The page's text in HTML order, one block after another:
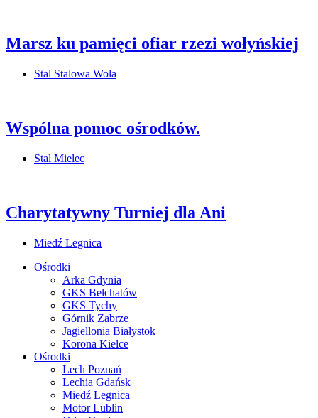
Marsz ku pamięci ofiar rzezi wołyńskiej
Stal Stalowa Wola
Wspólna pomoc ośrodków.
Stal Mielec
Charytatywny Turniej dla Ani
Miedź Legnica
Ośrodki
Arka Gdynia
GKS Bełchatów
GKS Tychy
Górnik Zabrze
Jagiellonia Białystok
Korona Kielce
Ośrodki
Lech Poznań
Lechia Gdańsk
Miedź Legnica
Motor Lublin